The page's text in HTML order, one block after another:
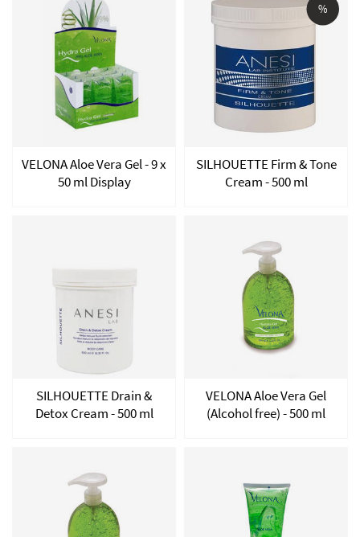
VELONA Aloe Vera Gel - 9 x
50 ml Display
%
SILHOUETTE Firm & Tone
Cream - 500 ml
SILHOUETTE Drain &
Detox Cream - 500 ml
VELONA Aloe Vera Gel
(Alcohol free) - 500 ml